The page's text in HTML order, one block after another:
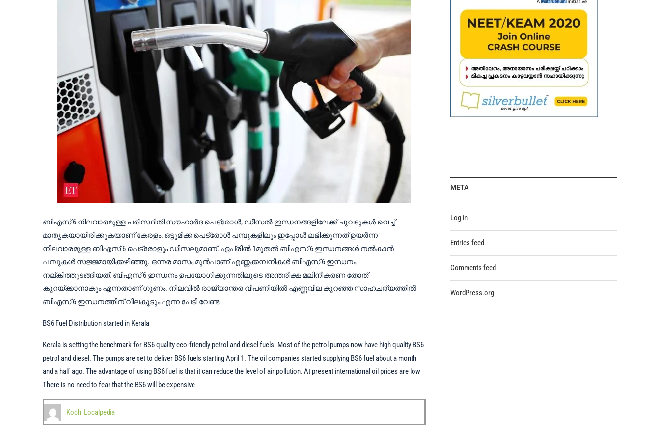
ബിഎസ് 6 നിലവാരമുള്ള പരിസ്ഥിതി സൗഹാർദ പെട്രോൾ, ഡീസൽ ഇന്ധനങ്ങളിലേക്ക് ചുവടുകൾ വെച്ച്
മാതൃകയായിരിക്കുകയാണ് കേരളം. ഒട്ടുമിക്ക പെട്രോൾ പമ്പുകളിലും ഇപ്പോൾ ലഭിക്കുന്നത് ഉയർന്ന
നിലവാരമുള്ള ബിഎസ് 6 പെട്രോളും ഡീസലുമാണ്. ഏപ്രിൽ 1മുതൽ ബിഎസ് 6 ഇന്ധനങ്ങൾ നൽകാൻ
പമ്പുകൾ സജ്ജമായിക്കഴിഞ്ഞു. ഒന്നര മാസം മുൻപാണ് എണ്ണക്കമ്പനികൾ ബിഎസ് 6 ഇന്ധനം
നല്കിത്തുടങ്ങിയത്. ബിഎസ് 6 ഇന്ധനം ഉപയോഗിക്കുന്നതിലൂടെ അന്തരീക്ഷ മലിനീകരണ തോത്
കുറയ്ക്കാനാകും എന്നതാണ് ഗുണം. നിലവിൽ രാജ്യാന്തര വിപണിയിൽ എണ്ണവില കുറഞ്ഞ സാഹചര്യത്തിൽ
ബിഎസ് 6 ഇന്ധനത്തിന് വിലകൂടും എന്ന പേടി വേണ്ട.
BS6 Fuel Distribution started in Kerala
Kerala is setting the benchmark for BS6 quality eco-friendly petrol and diesel fuels. Most of the petrol pumps now have high quality BS6
petrol and diesel. The pumps are set to deliver BS6 fuels starting April 1. The oil companies started supplying BS6 fuel about a month
and a half ago. The advantage of using BS6 fuel is that it can reduce the level of air pollution. At present international oil prices are low
There is no need to fear that the BS6 will be expensive
Kochi Localpedia
META
Log in
Entries feed
Comments feed
WordPress.org